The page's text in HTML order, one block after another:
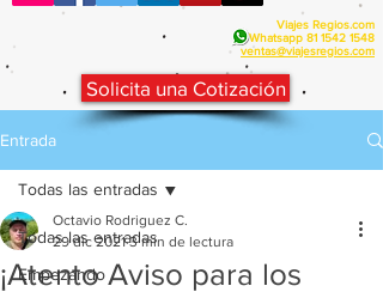
Viajes Regios.com
Whatsapp 81 1542 1548
ventas@viajesregios.com
Solicita una Cotización
Entrada
Todas las entradas
Empezando
Todas las entradas
¡Atento Aviso para los
Octavio Rodriguez C.
29 dic 2021 3 min de lectura